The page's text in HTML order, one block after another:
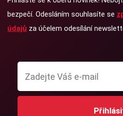
bezpečí. Odesláním souhlasíte se
údajů za účelem odesílání